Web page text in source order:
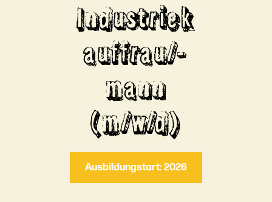
Industriek
auffrau/-
mann
(m/w/d)
Ausbildungstart: 2026